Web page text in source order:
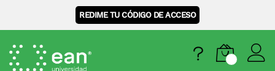
REDIME TU CÓDIGO DE ACCESO